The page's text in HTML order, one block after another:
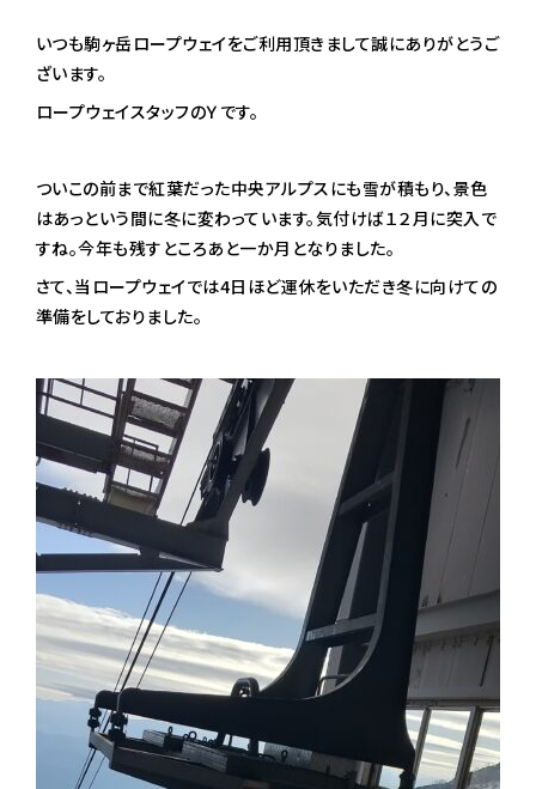
いつも駒ヶ岳ロープウェイをご利用頂きまして誠にありがとうご
ざいます。
ロープウェイスタッフのＹです。
ついこの前まで紅葉だった中央アルプスにも雪が積もり、景色
はあっという間に冬に変わっています。気付けば１２月に突入で
すね。今年も残すところあと一か月となりました。
さて、当ロープウェイでは4日ほど運休をいただき冬に向けての
準備をしておりました。